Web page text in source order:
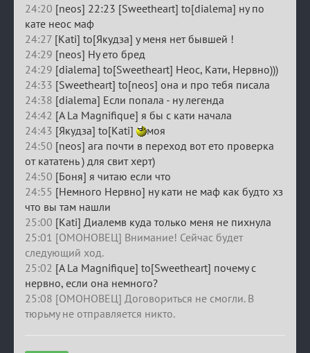
24:20 [neos] 22:23 [Sweetheart] to[dialema] ну по
кате неос маф
24:27 [Kati] to[Якудза] у меня нет бывшей !
24:29 [neos] Ну ето бред
24:29 [dialema] to[Sweetheart] Неос, Кати, Нервно)))
24:33 [Sweetheart] to[neos] она и про тебя писала
24:38 [dialema] Если попала - ну легенда
24:42 [A La Magnifique] я бы с кати начала
24:43 [Якудза] to[Kati]
моя
24:50 [neos] ага почти в переход вот ето проверка
от кататень ) для свит херт)
24:50 [Боня] я читаю если что
24:55 [Немного Нервно] ну кати не маф как будто хз
что вы там нашли
25:00 [Kati] Диалемв куда только меня не пихнула
25:01 [ОМОНОВЕЦ] Внимание! Сейчас будет
следующий ход.
25:02 [A La Magnifique] to[Sweetheart] почему с
нервно, если она немного?
25:08 [ОМОНОВЕЦ] Договориться не смогли. В
тюрьму не отправляется никто.